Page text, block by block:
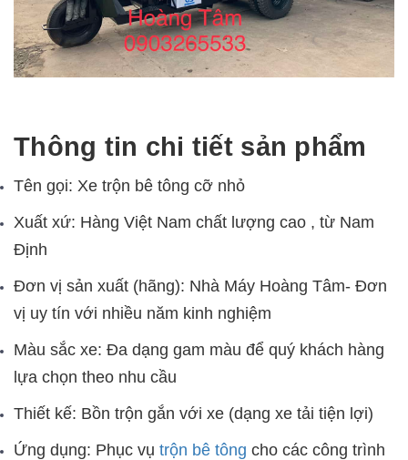
Thông tin chi tiết sản phẩm
Tên gọi: Xe trộn bê tông cỡ nhỏ
Xuất xứ: Hàng Việt Nam chất lượng cao , từ Nam
Định
Đơn vị sản xuất (hãng): Nhà Máy Hoàng Tâm- Đơn
vị uy tín với nhiều năm kinh nghiệm
Màu sắc xe: Đa dạng gam màu để quý khách hàng
lựa chọn theo nhu cầu
Thiết kế: Bồn trộn gắn với xe (dạng xe tải tiện lợi)
Ứng dụng: Phục vụ trộn bê tông cho các công trình